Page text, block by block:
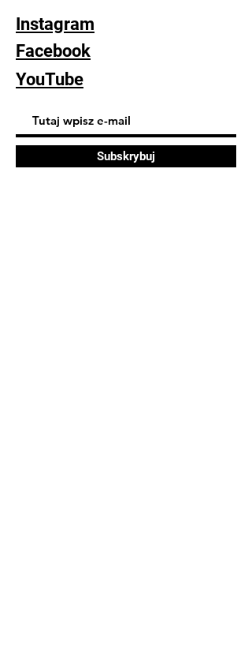
formularz zamówienia z opcją płatności
offline - wtedy wyślę powiadomienie z
potrzebnymi danymi
(standardowa wysyłka 22pln poprzez
inPost dwa razy w tygodniu)
Instagram
Facebook
YouTube
Subskrybuj